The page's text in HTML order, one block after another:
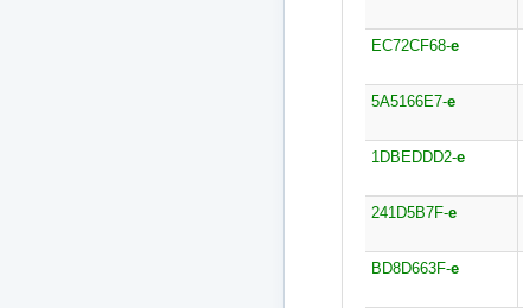
EC72CF68-e
5A5166E7-e
1DBEDDD2-e
241D5B7F-e
BD8D663F-e